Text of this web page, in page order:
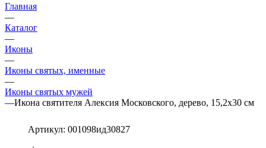
Главная
—
Каталог
—
Иконы
—
Иконы святых, именные
—
Иконы святых мужей
—Икона святителя Алексия Московского, дерево, 15,2х30 см
Артикул: 001098ид30827